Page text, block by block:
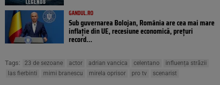
GANDUL.RO
Sub guvernarea Bolojan, România are cea mai mare
inflație din UE, recesiune economică, prețuri
record...
Tags: 23 de sezoane actor adrian vancica celentano
influența străzii
las fierbinti
mimi branescu mirela oprisor pro tv scenarist